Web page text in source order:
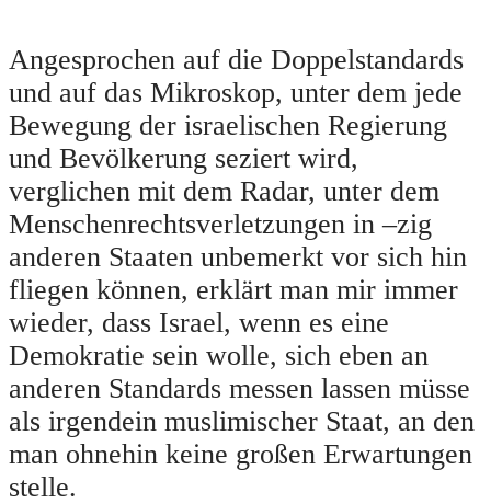
Angesprochen auf die Doppelstandards
und auf das Mikroskop, unter dem jede
Bewegung der israelischen Regierung
und Bevölkerung seziert wird,
verglichen mit dem Radar, unter dem
Menschenrechtsverletzungen in –zig
anderen Staaten unbemerkt vor sich hin
fliegen können, erklärt man mir immer
wieder, dass Israel, wenn es eine
Demokratie sein wolle, sich eben an
anderen Standards messen lassen müsse
als irgendein muslimischer Staat, an den
man ohnehin keine großen Erwartungen
stelle.